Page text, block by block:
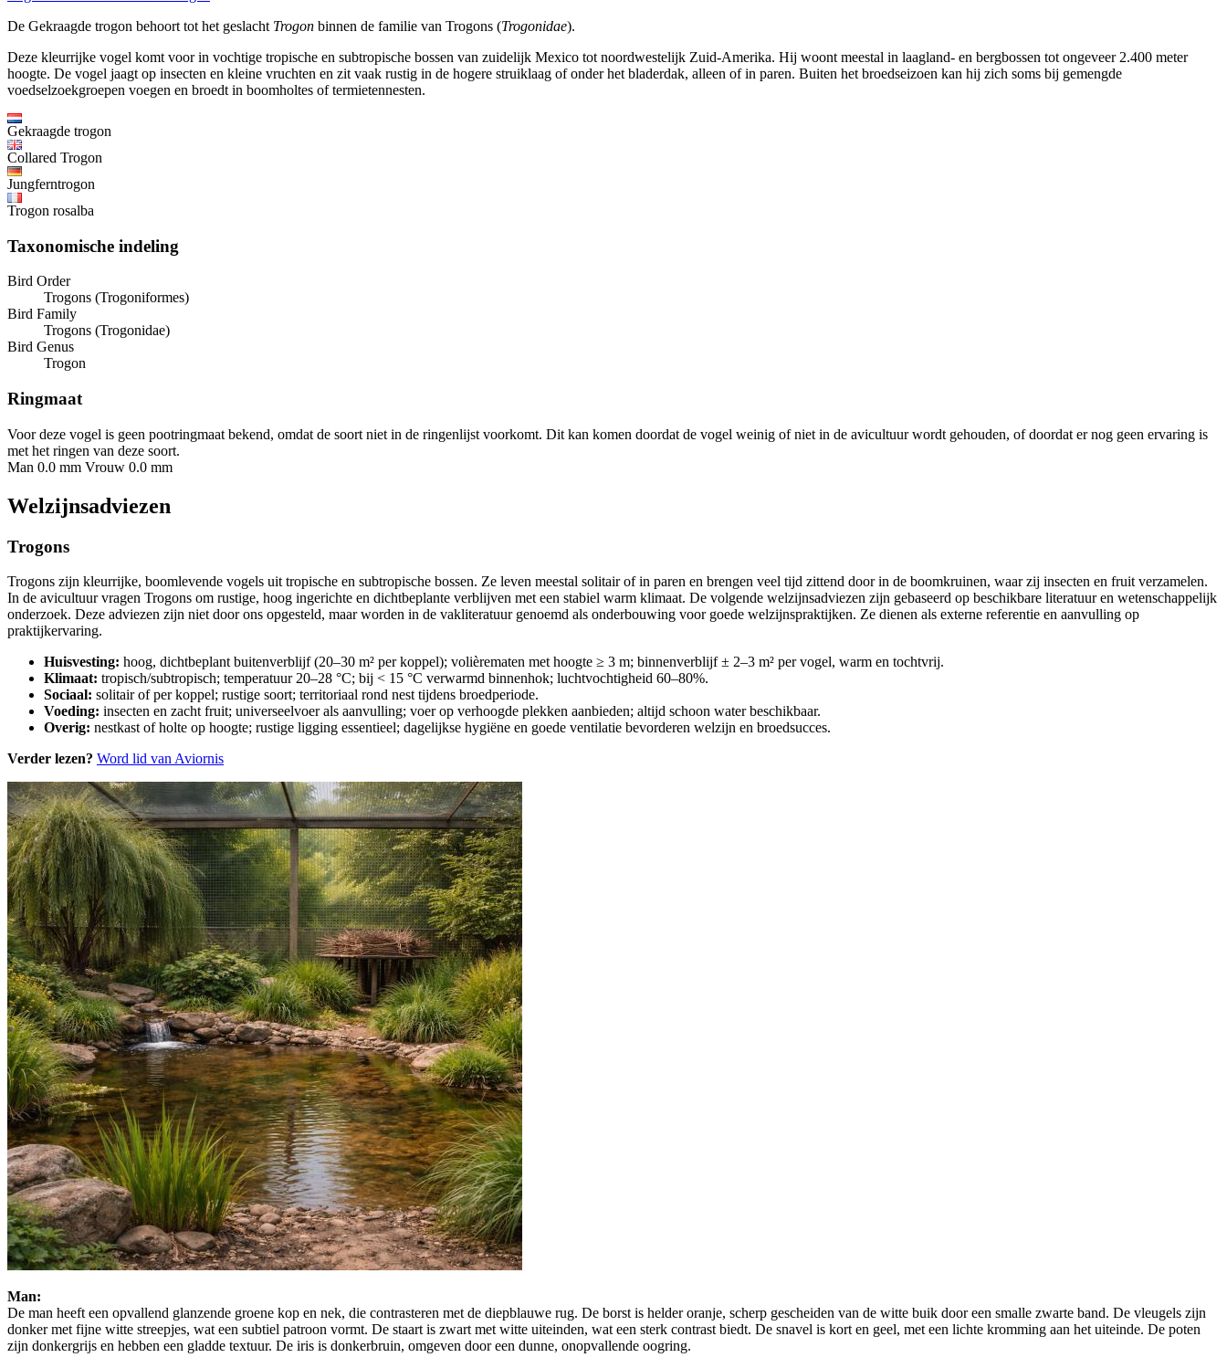
De Gekraagde trogon behoort tot het geslacht Trogon binnen de familie van Trogons (Trogonidae).
Deze kleurrijke vogel komt voor in vochtige tropische en subtropische bossen van zuidelijk Mexico tot noordwestelijk Zuid-Amerika. Hij woont meestal in laagland- en bergbossen tot ongeveer 2.400 meter
hoogte. De vogel jaagt op insecten en kleine vruchten en zit vaak rustig in de hogere struiklaag of onder het bladerdak, alleen of in paren. Buiten het broedseizoen kan hij zich soms bij gemengde
voedselzoekgroepen voegen en broedt in boomholtes of termietennesten.
Gekraagde trogon
Collared Trogon
Jungferntrogon
Trogon rosalba
Taxonomische indeling
Bird Order
Trogons (Trogoniformes)
Bird Family
Trogons (Trogonidae)
Bird Genus
Trogon
Ringmaat
Voor deze vogel is geen pootringmaat bekend, omdat de soort niet in de ringenlijst voorkomt. Dit kan komen doordat de vogel weinig of niet in de avicultuur wordt gehouden, of doordat er nog geen ervaring is
met het ringen van deze soort.
Man 0.0 mm Vrouw 0.0 mm
Welzijnsadviezen
Trogons
Trogons zijn kleurrijke, boomlevende vogels uit tropische en subtropische bossen. Ze leven meestal solitair of in paren en brengen veel tijd zittend door in de boomkruinen, waar zij insecten en fruit verzamelen.
In de avicultuur vragen Trogons om rustige, hoog ingerichte en dichtbeplante verblijven met een stabiel warm klimaat. De volgende welzijnsadviezen zijn gebaseerd op beschikbare literatuur en wetenschappelijk
onderzoek. Deze adviezen zijn niet door ons opgesteld, maar worden in de vakliteratuur genoemd als onderbouwing voor goede welzijnspraktijken. Ze dienen als externe referentie en aanvulling op
praktijkervaring.
Huisvesting: hoog, dichtbeplant buitenverblijf (20–30 m² per koppel); volièrematen met hoogte ≥ 3 m; binnenverblijf ± 2–3 m² per vogel, warm en tochtvrij.
Klimaat: tropisch/subtropisch; temperatuur 20–28 °C; bij < 15 °C verwarmd binnenhok; luchtvochtigheid 60–80%.
Sociaal: solitair of per koppel; rustige soort; territoriaal rond nest tijdens broedperiode.
Voeding: insecten en zacht fruit; universeelvoer als aanvulling; voer op verhoogde plekken aanbieden; altijd schoon water beschikbaar.
Overig: nestkast of holte op hoogte; rustige ligging essentieel; dagelijkse hygiëne en goede ventilatie bevorderen welzijn en broedsucces.
Verder lezen? Word lid van Aviornis
Man:
De man heeft een opvallend glanzende groene kop en nek, die contrasteren met de diepblauwe rug. De borst is helder oranje, scherp gescheiden van de witte buik door een smalle zwarte band. De vleugels zijn
donker met fijne witte streepjes, wat een subtiel patroon vormt. De staart is zwart met witte uiteinden, wat een sterk contrast biedt. De snavel is kort en geel, met een lichte kromming aan het uiteinde. De poten
zijn donkergrijs en hebben een gladde textuur. De iris is donkerbruin, omgeven door een dunne, onopvallende oogring.